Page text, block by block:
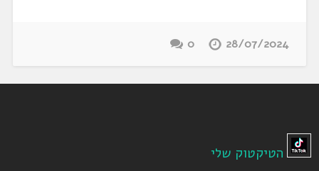
28/07/2024
0
הטיקטוק שלי